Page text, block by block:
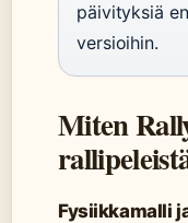
päivityksiä
versioihin.
Miten
Fysiikkamalli